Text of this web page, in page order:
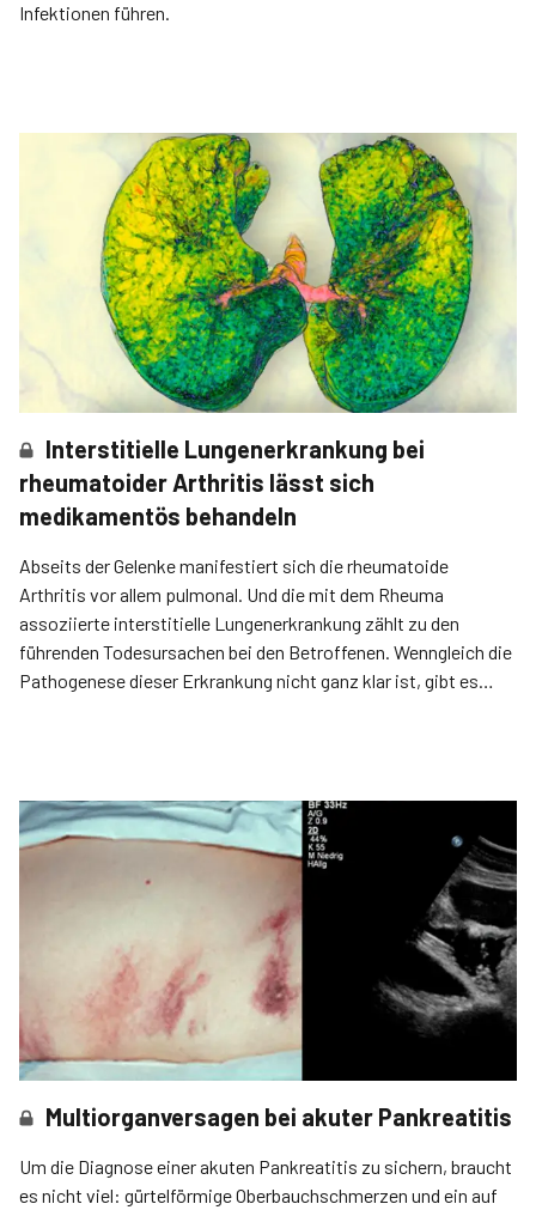
Infektionen führen.
Interstitielle Lungenerkrankung bei
rheumatoider Arthritis lässt sich
medikamentös behandeln
Abseits der Gelenke manifestiert sich die rheumatoide
Arthritis vor allem pulmonal. Und die mit dem Rheuma
assoziierte interstitielle Lungenerkrankung zählt zu den
führenden Todesursachen bei den Betroffenen. Wenngleich die
Pathogenese dieser Erkrankung nicht ganz klar ist, gibt es
Multiorganversagen bei akuter Pankreatitis
Um die Diagnose einer akuten Pankreatitis zu sichern, braucht
es nicht viel: gürtelförmige Oberbauchschmerzen und ein auf